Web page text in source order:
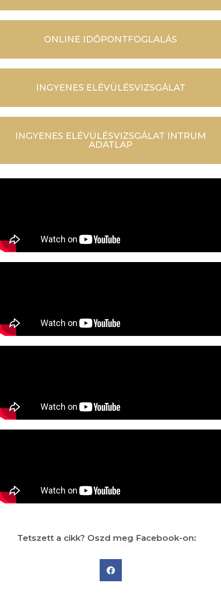
ONLINE IDŐPONTFOGLALÁS
INGYENES ELÉVÜLÉSVIZSGÁLAT
INGYENES ELÉVÜLÉSVIZSGÁLAT INTRUM
ADATLAP
Tetszett a cikk? Oszd meg Facebook-on: